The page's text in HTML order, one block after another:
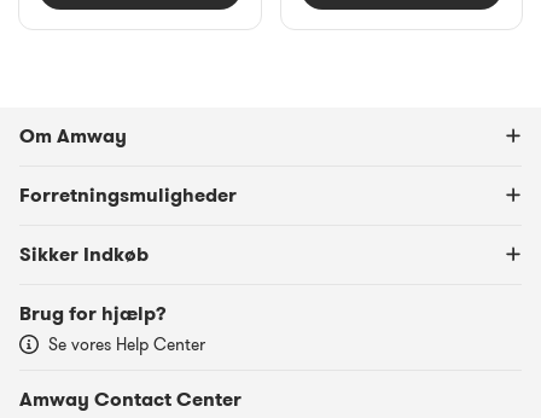
Om Amway
Forretningsmuligheder
Sikker Indkøb
Brug for hjælp?
Se vores Help Center
Amway Contact Center